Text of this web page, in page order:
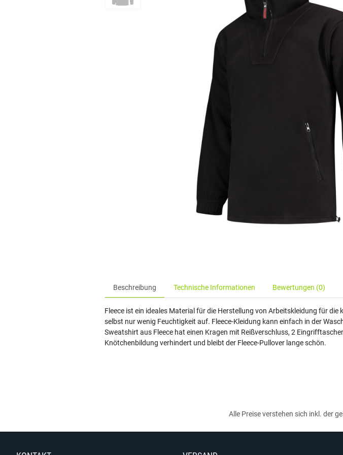
Beschreibung Technische Informationen Bewertungen (0)
Fleece ist ein ideales Material für die Herstellung von Arbeitskleidung für
selbst nur wenig Feuchtigkeit auf. Fleece-Kleidung kann einfach in der
Sweatshirt aus Fleece hat einen Kragen mit Reißverschluss, 2
Knötchenbildung verhindert und bleibt der Fleece-Pullover lange schön.
Alle Preise verstehen sich inkl. der